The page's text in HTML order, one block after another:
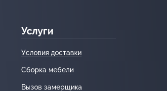
Услуги
Условия доставки
Сборка мебели
Вызов замерщика